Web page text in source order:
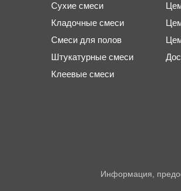
Сухие смеси
Кладочные смеси
Смеси для полов
Штукатурные смеси
Клеевые смеси
Информация,